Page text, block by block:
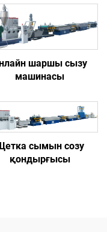
шаршы сызу
машинасы
сымын созу
қондырғысы